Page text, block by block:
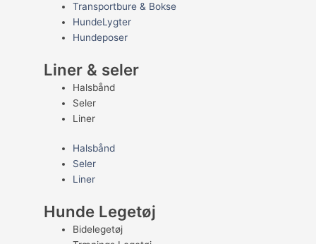
Transportbure & Bokse
HundeLygter
Hundeposer
Liner & seler
Halsbånd
Seler
Liner
Halsbånd
Seler
Liner
Hunde Legetøj
Bidelegetøj